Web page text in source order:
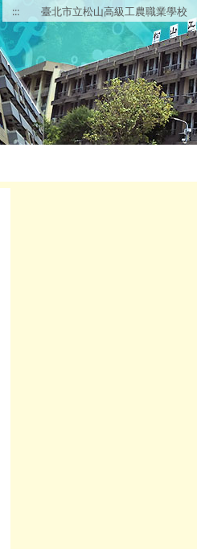
::: 臺北市立松山高級工農職業學校